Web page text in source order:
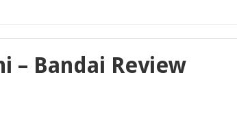
– Bandai Review